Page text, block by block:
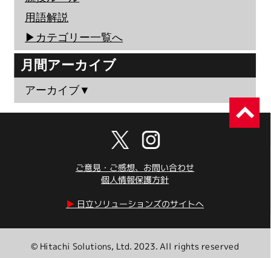
用語解説
▶︎カテゴリー一覧へ
月間アーカイブ
アーカイブ▼
ご意見・ご感想、お問い合わせ
個人情報保護方針
▶︎ 日立ソリューションズのサイトへ
© Hitachi Solutions, Ltd. 2023. All rights reserved